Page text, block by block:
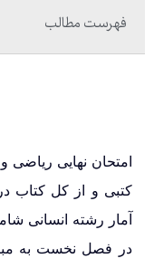
فهرست مطالب
در فصل نخست به